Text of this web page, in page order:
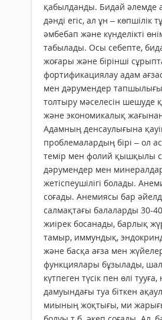
қабылданды. Бидай әлемде
дәнді егіс, ал ұн – көпшілік
әмбебап және күнделікті
табылады. Осы себепте,
жоғары және бірінші
фортификациялау адам
мен дәрумендер
толтыру мәселесін шешуде
және экономикалық жағынан
Адамның денсаулығына
проблемалардың бірі – ол ас
темір мен фолий қышқылы
дәрумендер мен
жетіспеушілігі болады.
соғады. Анемиясы бар
салмақтағы балаларды 30-
жиірек босанады, барлық
тамыр, иммундық,
және басқа ағза мен
функциялары бұзылады,
күтпеген түсік пен өлі
дамуындағы туа біткен
миының жоқтығы, ми